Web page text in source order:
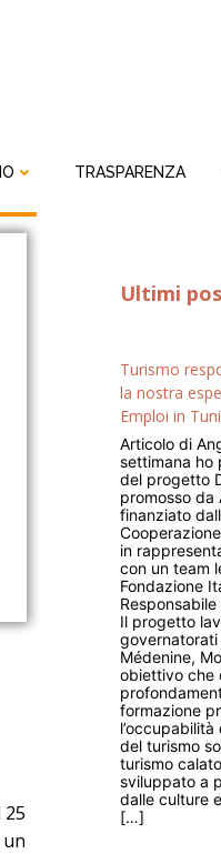
TRASPARENZA
Ultimi
Turismo
la nostra
Emploi in
Articolo di
settimana ho
del progetto
promosso da
finanziato
in
con un team
Fondazione
Il progetto
Médenine,
obiettivo che
formazione
del turismo
turismo
sviluppato a
dalle culture
[…]